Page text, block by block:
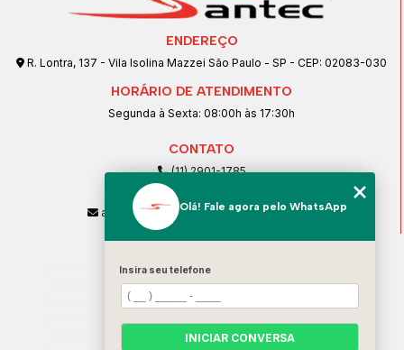
ENDEREÇO
R. Lontra, 137 - Vila Isolina Mazzei São Paulo - SP - CEP: 02083-030
HORÁRIO DE ATENDIMENTO
Segunda à Sexta: 08:00h às 17:30h
CONTATO
(11) 2901-1785
(11) 99239-1832
atendimento@santeccopiadoras.com.br
Home
Empresa
SERVIÇOS
Olá! Fale agora pelo WhatsApp
Insira seu telefone
INICIAR CONVERSA